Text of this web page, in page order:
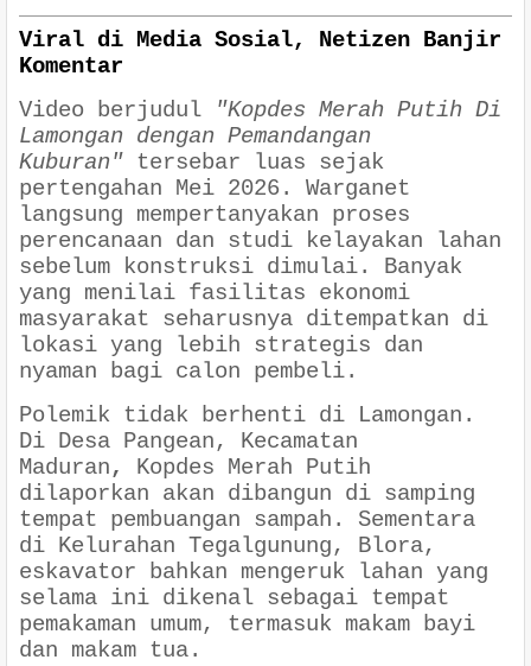
Viral di Media Sosial, Netizen Banjir
Komentar
Video berjudul
"Kopdes Merah Putih Di
Lamongan dengan Pemandangan
Kuburan" tersebar luas sejak
pertengahan Mei 2026. Warganet
langsung mempertanyakan proses
perencanaan dan studi kelayakan lahan
sebelum konstruksi dimulai. Banyak
yang menilai fasilitas ekonomi
masyarakat seharusnya ditempatkan di
lokasi yang lebih strategis dan
nyaman bagi calon pembeli.
Polemik tidak berhenti di Lamongan.
Di Desa Pangean, Kecamatan
Maduran,
Kopdes Merah Putih
dilaporkan akan dibangun di samping
tempat pembuangan sampah. Sementara
di Kelurahan Tegalgunung, Blora,
eskavator bahkan mengeruk lahan yang
selama ini dikenal sebagai tempat
pemakaman umum, termasuk makam bayi
dan makam tua.